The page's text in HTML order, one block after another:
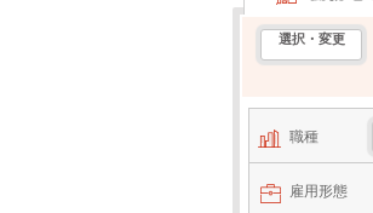
勤務地で検索
選択・変更
職種
雇用形態